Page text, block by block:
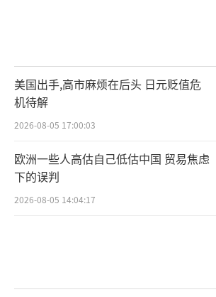
美国出手,高市麻烦在后头 日元贬值危
机待解
2026-08-05 17:00:03
欧洲一些人高估自己低估中国 贸易焦虑
下的误判
2026-08-05 14:04:17